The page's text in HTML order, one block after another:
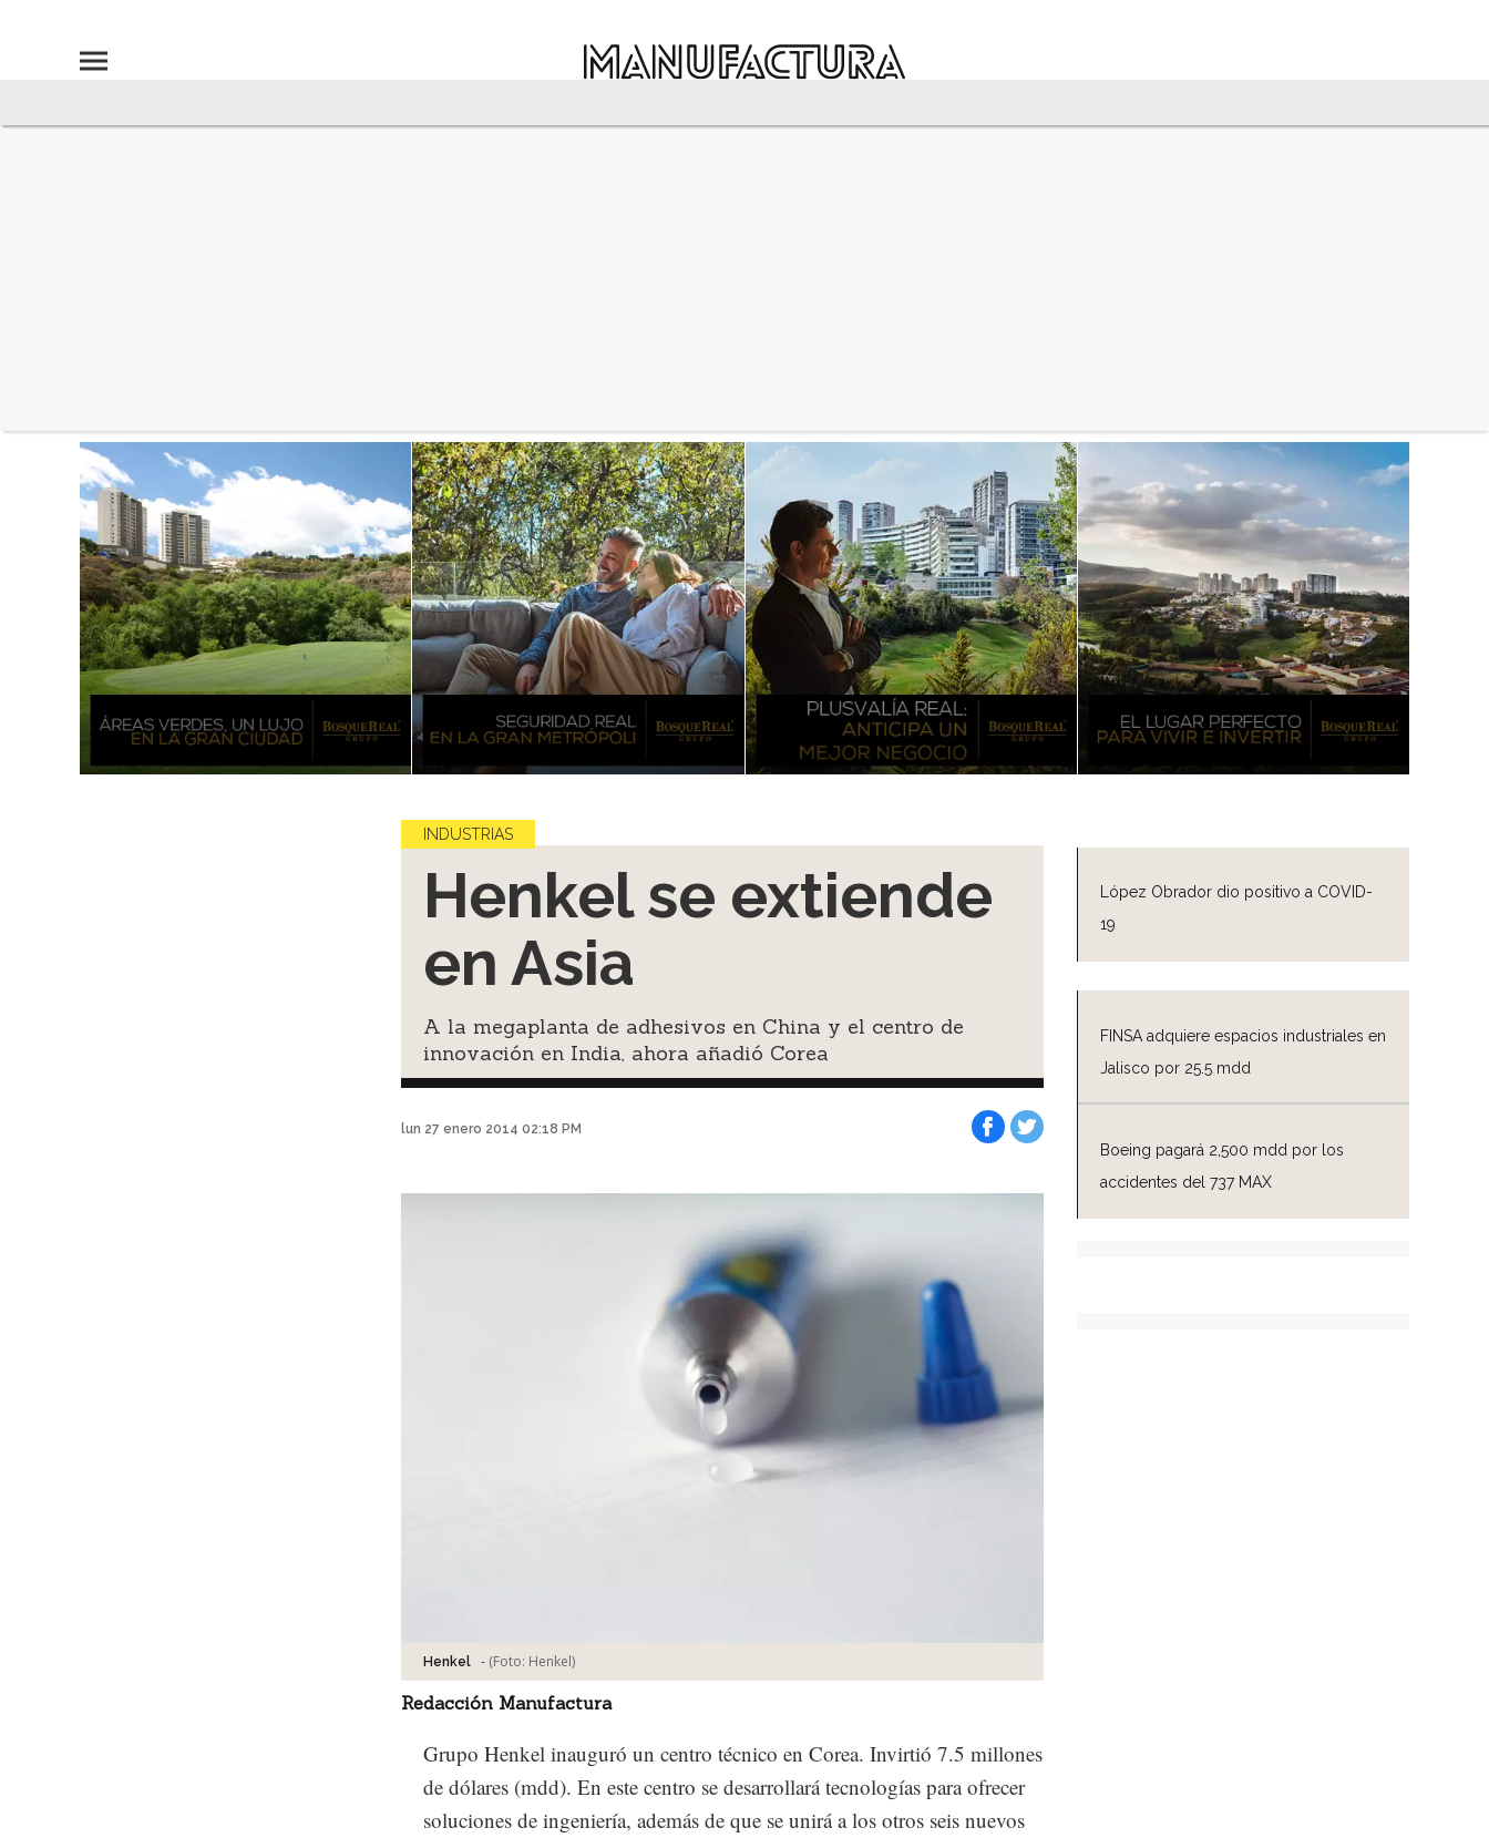
López Obrador dio positivo a COVID-
19
FINSA adquiere espacios industriales en
Jalisco por 25.5 mdd
Boeing pagará 2,500 mdd por los
accidentes del 737 MAX
INDUSTRIAS
Henkel se extiende
en Asia
A la megaplanta de adhesivos en China y el centro de
innovación en India, ahora añadió Corea
lun 27 enero 2014 02:18 PM
Henkel - (Foto: Henkel)
Redacción Manufactura
Grupo Henkel inauguró un centro técnico en Corea. Invirtió 7.5 millones
de dólares (mdd). En este centro se desarrollará tecnologías para ofrecer
soluciones de ingeniería, además de que se unirá a los otros seis nuevos